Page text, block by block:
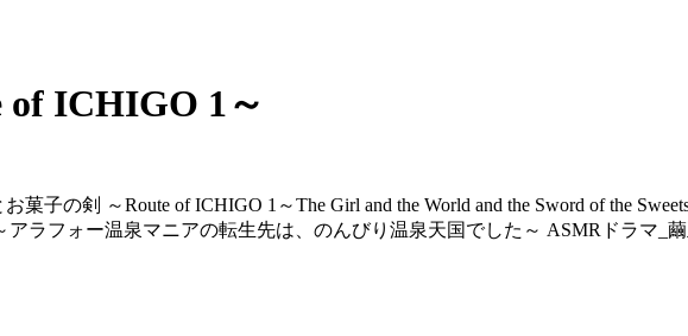
of ICHIGO 1～
菓子の剣 ～Route of ICHIGO 1～The Girl and the World and the Sword of the
ラフォー温泉マニアの転生先は、のんびり温泉天国でした～ ASMRドラマ_